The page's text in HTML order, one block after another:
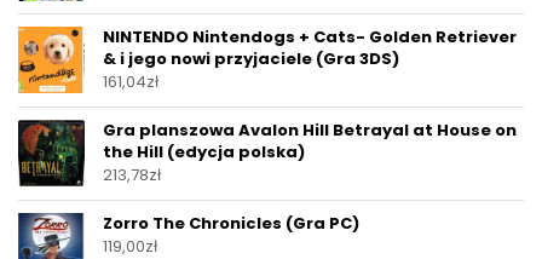
NINTENDO Nintendogs + Cats- Golden Retriever
& i jego nowi przyjaciele (Gra 3DS)
161,04zł
Gra planszowa Avalon Hill Betrayal at House on
the Hill (edycja polska)
213,78zł
Zorro The Chronicles (Gra PC)
119,00zł